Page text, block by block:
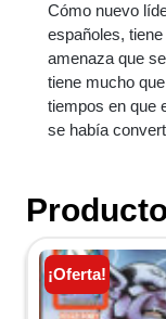
Cómo nuevo
españoles,
amenaza que
tiene mucho
tiempos en que
se había
¡Oferta!